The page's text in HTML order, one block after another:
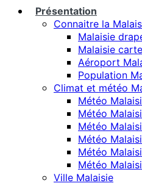
Présentation
Connaitre la
Malaisie
Malaisie carte
Aéroport
Population
Climat et météo
Météo
Météo
Météo
Météo
Météo
Météo
Ville Malaisie